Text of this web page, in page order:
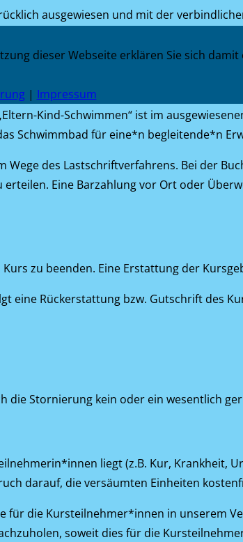
ausgewiesen und mit der
„Silber-/ Goldkurs“ und „Aquafitness“
Kind-Schwimmen“ ist im
Schwimmbad für eine*n begleitende*n
des Lastschriftverfahrens. Bei der
Eine Barzahlung vor Ort oder
zu beenden. Eine Erstattung der
Rückerstattung bzw. Gutschrift des
Stornierung kein oder ein wesentlich
liegt (z.B. Kur, Krankheit,
darauf, die versäumten Einheiten
für die Kursteilnehmer*innen in unserem
soweit dies für die
dieser Webseite erklären Sie sich
| Impressum